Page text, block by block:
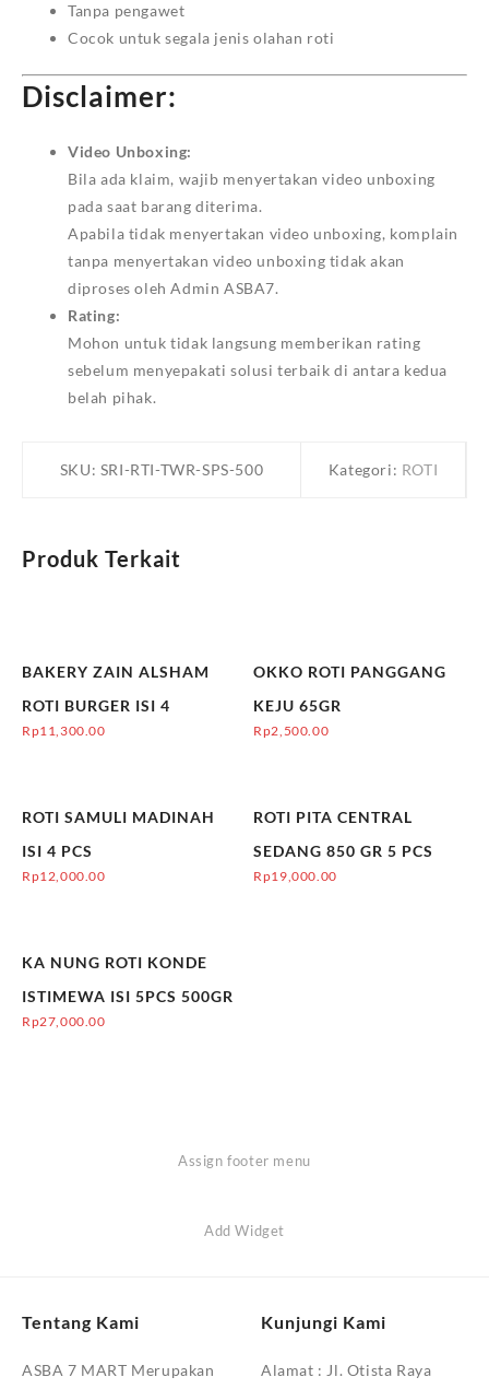
Tanpa pengawet
Cocok untuk segala jenis olahan roti
Disclaimer:
Video Unboxing:
Bila ada klaim, wajib menyertakan video unboxing
pada saat barang diterima.
Apabila tidak menyertakan video unboxing, komplain
tanpa menyertakan video unboxing tidak akan
diproses oleh Admin ASBA7.
Rating:
Mohon untuk tidak langsung memberikan rating
sebelum menyepakati solusi terbaik di antara kedua
belah pihak.
SKU: SRI-RTI-TWR-SPS-500 Kategori: ROTI
Produk Terkait
BAKERY ZAIN ALSHAM
ROTI BURGER ISI 4
Rp11,300.00
OKKO ROTI PANGGANG
KEJU 65GR
Rp2,500.00
ROTI SAMULI MADINAH
ISI 4 PCS
Rp12,000.00
ROTI PITA CENTRAL
SEDANG 850 GR 5 PCS
Rp19,000.00
KA NUNG ROTI KONDE
ISTIMEWA ISI 5PCS 500GR
Rp27,000.00
Assign footer menu
Add Widget
Tentang Kami
ASBA 7 MART Merupakan
Kunjungi Kami
Alamat : Jl. Otista Raya